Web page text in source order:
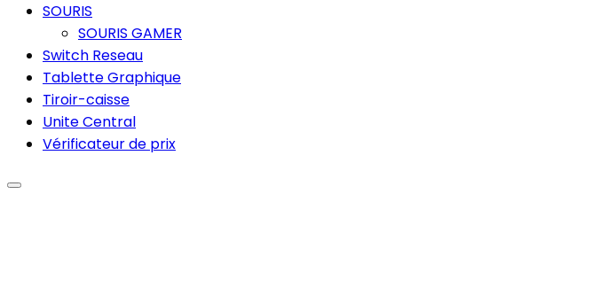
SOURIS
SOURIS GAMER
Switch Reseau
Tablette Graphique
Tiroir-caisse
Unite Central
Vérificateur de prix